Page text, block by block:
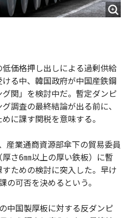
価格押し出しによる過剰供給
る中、韓国政府が中国産鉄鋼
関」を検討中だ。暫定ダンピ
調査の最終結論が出る前に、
に課す関税を意味する。
産業通商資源部傘下の貿易委員
さ6㎜以上の厚い鉄板）に暫
ための検討に突入した。早け
の可否を決めるという。
中国製厚板に対する反ダンピ